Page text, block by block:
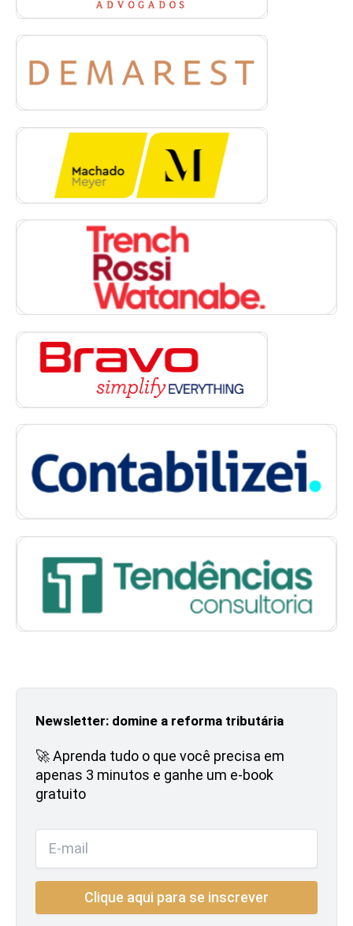
Newsletter: domine a reforma tributária
🚀 Aprenda tudo o que você precisa em
apenas 3 minutos e ganhe um e-book
gratuito